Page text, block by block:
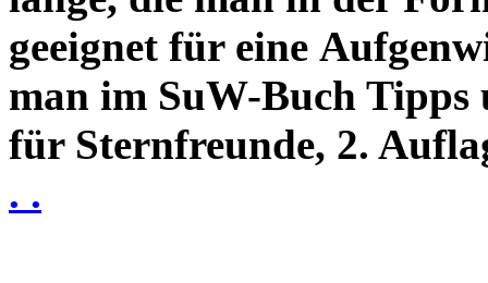
geeignet für eine
man im SuW-Buch Tipps
für Sternfreunde, 2.
. .